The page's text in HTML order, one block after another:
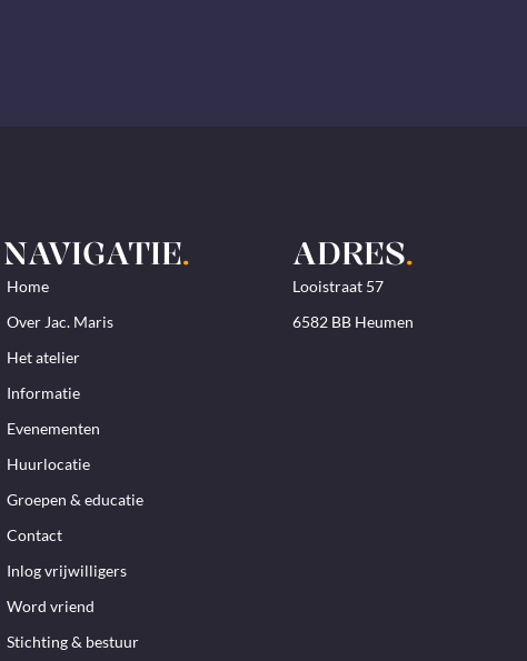
NAVIGATIE.
Home
Over Jac. Maris
Het atelier
Informatie
Evenementen
Huurlocatie
Groepen & educatie
Contact
Inlog vrijwilligers
Word vriend
Stichting & bestuur
ADRES.
Looistraat 57
6582 BB Heumen